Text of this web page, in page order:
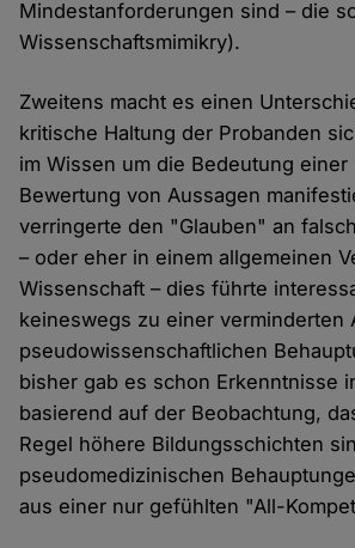
Mindestanforderungen sind – die
Wissenschaftsmimikry).
Zweitens macht es einen
kritische Haltung der Probanden
im Wissen um die Bedeutung einer
Bewertung von Aussagen
verringerte den "Glauben" an
– oder eher in einem allgemeinen
Wissenschaft – dies führte
keineswegs zu einer verminderten
pseudowissenschaftlichen
bisher gab es schon Erkenntnisse
basierend auf der Beobachtung,
Regel höhere Bildungsschichten
pseudomedizinischen
aus einer nur gefühlten "All-